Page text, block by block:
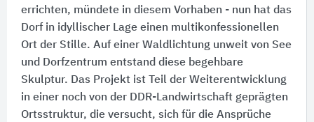
errichten, mündete in diesem Vorhaben - nun hat das
Dorf in idyllischer Lage einen multikonfessionellen
Ort der Stille. Auf einer Waldlichtung unweit von See
und Dorfzentrum entstand diese begehbare
Skulptur. Das Projekt ist Teil der Weiterentwicklung
in einer noch von der DDR-Landwirtschaft geprägten
Ortsstruktur, die versucht, sich für die Ansprüche